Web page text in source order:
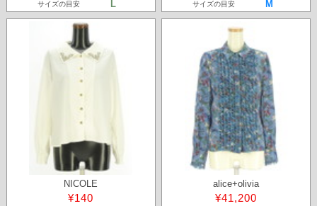
サイズの目安 L サイズの目安 M
NICOLE
¥140
alice+olivia
¥41,200